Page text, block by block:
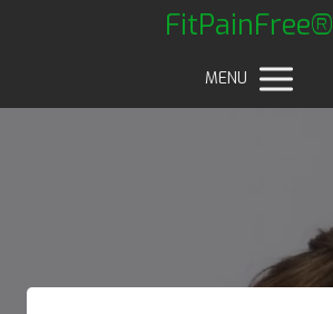
FitPainFree®
MENU